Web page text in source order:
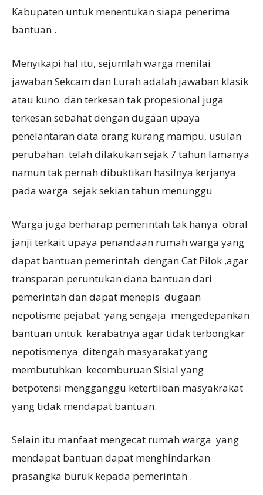
Kabupaten untuk menentukan siapa penerima
bantuan .
Menyikapi hal itu, sejumlah warga menilai
jawaban Sekcam dan Lurah adalah jawaban klasik
atau kuno dan terkesan tak propesional juga
terkesan sebahat dengan dugaan upaya
penelantaran data orang kurang mampu, usulan
perubahan telah dilakukan sejak 7 tahun lamanya
namun tak pernah dibuktikan hasilnya kerjanya
pada warga sejak sekian tahun menunggu
Warga juga berharap pemerintah tak hanya obral
janji terkait upaya penandaan rumah warga yang
dapat bantuan pemerintah dengan Cat Pilok ,agar
transparan peruntukan dana bantuan dari
pemerintah dan dapat menepis dugaan
nepotisme pejabat yang sengaja mengedepankan
bantuan untuk kerabatnya agar tidak terbongkar
nepotismenya ditengah masyarakat yang
membutuhkan kecemburuan Sisial yang
betpotensi mengganggu ketertiiban masyakrakat
yang tidak mendapat bantuan.
Selain itu manfaat mengecat rumah warga yang
mendapat bantuan dapat menghindarkan
prasangka buruk kepada pemerintah .